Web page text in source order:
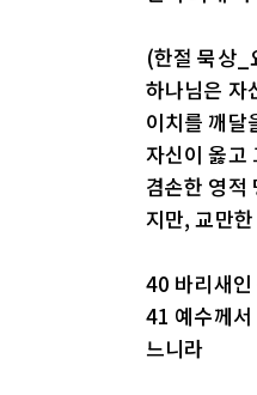
(한절 묵상_
하나님은 자
이치를 깨달
자신이 옳고
겸손한 영적
지만, 교만
40 바리새인
41 예수께서
느니라